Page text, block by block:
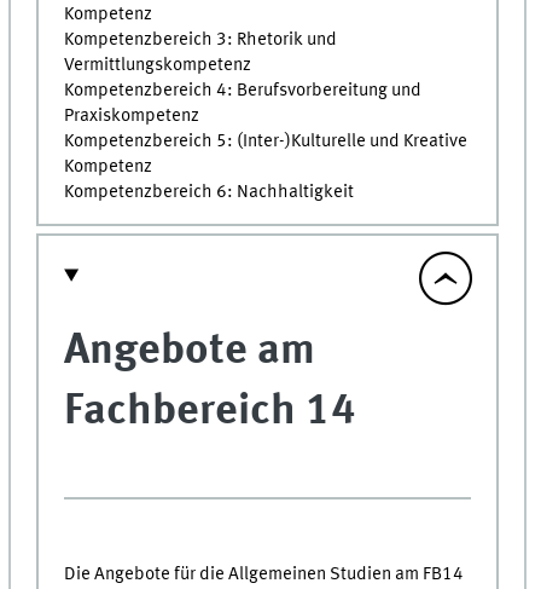
Kompetenz
Kompetenzbereich 3: Rhetorik und
Vermittlungskompetenz
Kompetenzbereich 4: Berufsvorbereitung und
Praxiskompetenz
Kompetenzbereich 5: (Inter-)Kulturelle und Kreative
Kompetenz
Kompetenzbereich 6: Nachhaltigkeit
Angebote am
Fachbereich 14
Die Angebote für die Allgemeinen Studien am FB14